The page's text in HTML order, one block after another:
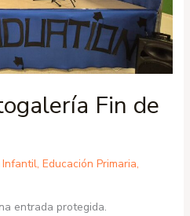
Fin de
Infantil, Educación Primaria,
entrada protegida.